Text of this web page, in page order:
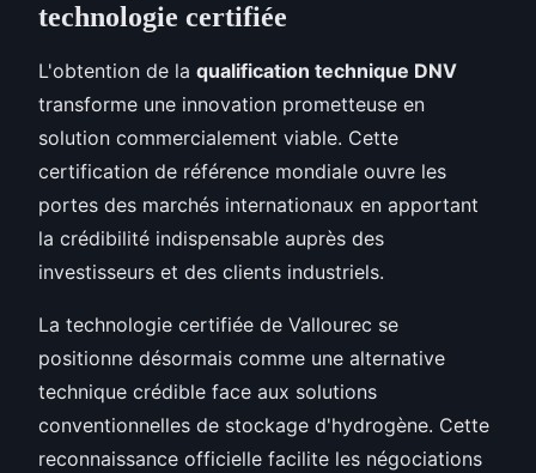
technologie certifiée
L'obtention de la qualification technique DNV
transforme une innovation prometteuse en
solution commercialement viable. Cette
certification de référence mondiale ouvre les
portes des marchés internationaux en apportant
la crédibilité indispensable auprès des
investisseurs et des clients industriels.
La technologie certifiée de Vallourec se
positionne désormais comme une alternative
technique crédible face aux solutions
conventionnelles de stockage d'hydrogène. Cette
reconnaissance officielle facilite les négociations